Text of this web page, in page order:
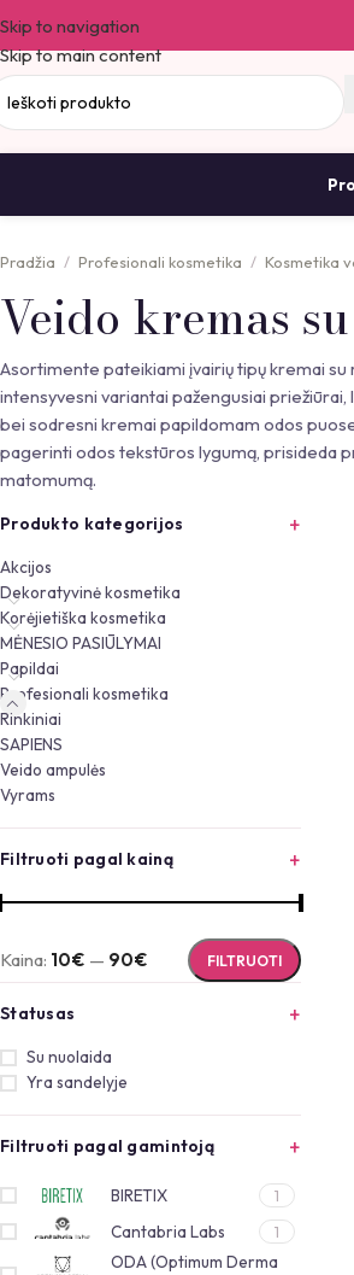
Skip to navigation
Skip to main content
Veido kremas
Pradžia Profesionali kosmetika Kosmetika
Asortimente pateikiami įvairių tipų kremai
intensyvesni variantai pažengusiai
bei sodresni kremai papildomam odos
pagerinti odos tekstūros lygumą, prisideda
matomumą.
Produkto kategorijos
Akcijos
Dekoratyvinė kosmetika
Korėjietiška kosmetika
MĖNESIO PASIŪLYMAI
Papildai
Profesionali kosmetika
Rinkiniai
SAPIENS
Veido ampulės
Vyrams
Filtruoti pagal kainą
FILTRUOTI
Kaina: 10€ — 90€
Statusas
Su nuolaida
Yra sandelyje
Filtruoti pagal gamintoją
BIRETIX 1
Cantabria Labs 1
ODA (Optimum Derma